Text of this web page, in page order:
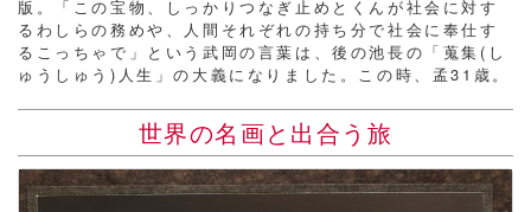
版。「この宝物、しっかりつなぎ止めとくんが社会に対す
るわしらの務めや、人間それぞれの持ち分で社会に奉仕す
るこっちゃで」という武岡の言葉は、後の池長の「蒐集(し
ゅうしゅう)人生」の大義になりました。この時、孟31歳。
世界の名画と出合う旅